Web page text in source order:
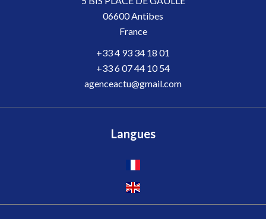
06600Antibes
France
+33 4 93 34 18 01
+33 6 07 44 10 54
agenceactu@gmail.com
Langues